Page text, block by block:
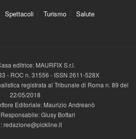
Spettacoli Turismo Salute
editrice: MAURFIX S.r.l.
- ROC n. 31556 - ISSN 2611-528X
registrata al Tribunale di Roma n. 89 del
22/05/2018
Editoriale: Maurizio Andreanò
Giusy Bottari
redazione@pickline.it